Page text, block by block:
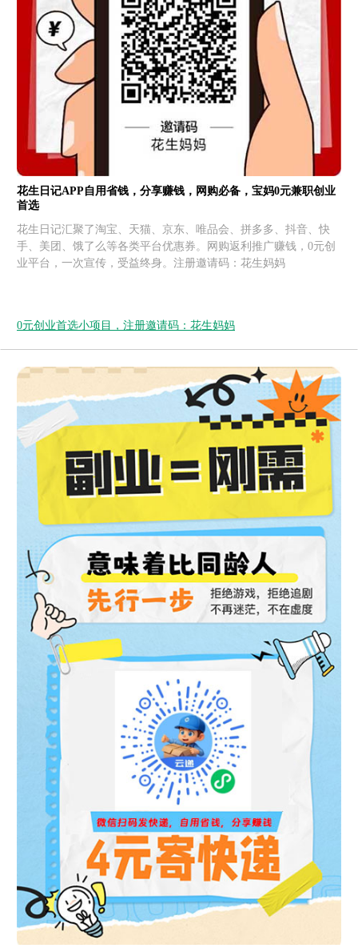
花生日记APP自用省钱，分享赚钱，网购必备，宝妈0元兼职创业
首选
花生日记汇聚了淘宝、天猫、京东、唯品会、拼多多、抖音、快
手、美团、饿了么等各类平台优惠券。网购返利推广赚钱，0元创
业平台，一次宣传，受益终身。注册邀请码：花生妈妈
0元创业首选小项目，注册邀请码：花生妈妈